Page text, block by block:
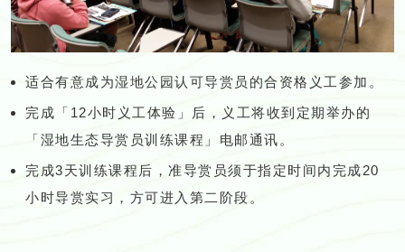
适合有意成为湿地公园认可导赏员的合资格义工参加。
完成「12小时义工体验」后，义工将收到定期举办的
「湿地生态导赏员训练课程」电邮通讯。
完成3天训练课程后，准导赏员须于指定时间内完成20
小时导赏实习，方可进入第二阶段。